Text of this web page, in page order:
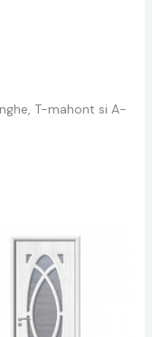
T-mahont si A-